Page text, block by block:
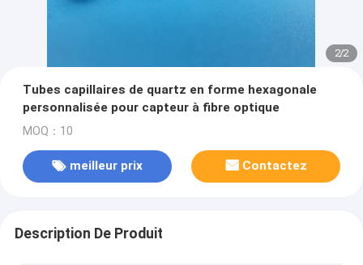
2/2
Tubes capillaires de quartz en forme hexagonale
personnalisée pour capteur à fibre optique
MOQ：10
meilleur prix Contactez
Description De Produit